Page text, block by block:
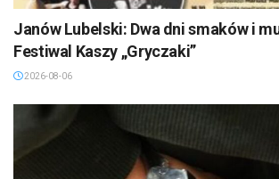
Janów Lubelski: Dwa dni smaków i
Festiwal Kaszy „Gryczaki”
2026-08-06